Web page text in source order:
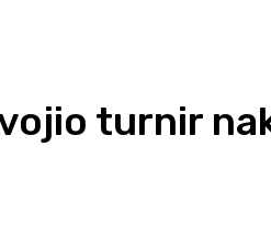
turnir